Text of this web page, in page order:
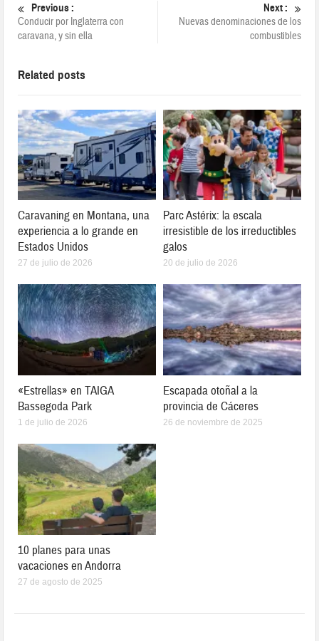
Previous :
Conducir por Inglaterra con
caravana, y sin ella
Next :
Nuevas denominaciones de los
combustibles
Related posts
Caravaning en Montana, una
experiencia a lo grande en
Estados Unidos
27 de julio de 2026
Parc Astérix: la escala
irresistible de los irreductibles
galos
20 de julio de 2026
«Estrellas» en TAIGA
Bassegoda Park
1 de julio de 2026
Escapada otoñal a la
provincia de Cáceres
26 de noviembre de 2025
10 planes para unas
vacaciones en Andorra
27 de agosto de 2025